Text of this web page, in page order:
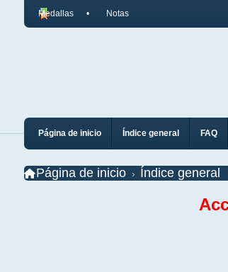
Medallas Notas
Página de inicio Índice general FAQ
Página de inicio Índice general